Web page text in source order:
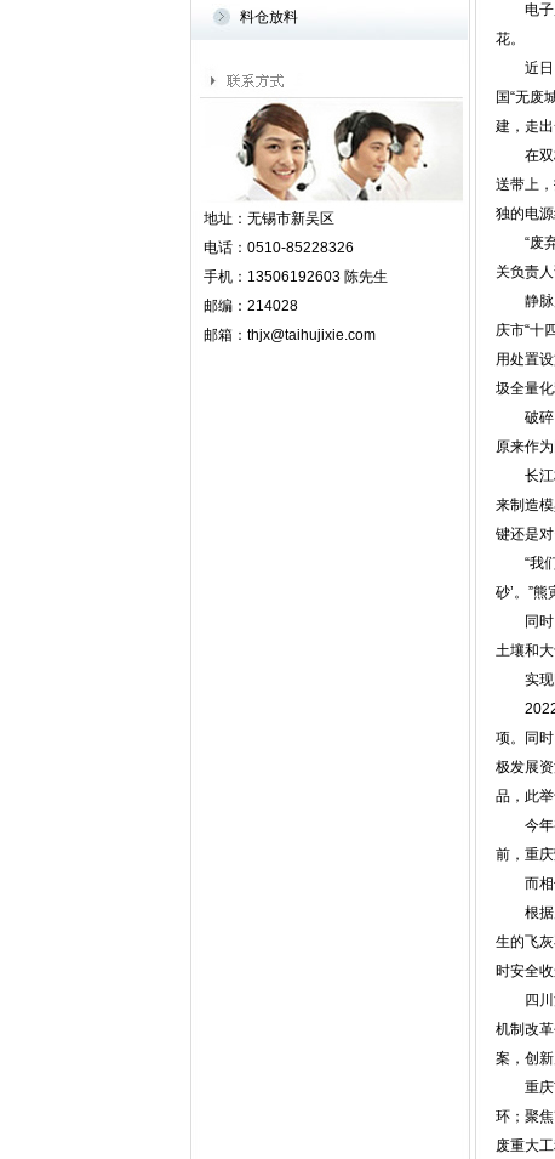
料仓放料
地址： 无锡市新吴区
电话： 0510-85228326
手机： 13506192603 陈先生
邮编： 214028
邮箱： thjx@taihujixie.com
电子废
花。
近日，
国“无废
建，走
在双桥
送带上
独的电
“废弃
关负责
静脉产
庆市“十
用处置
圾全量
破碎、
原来作
长江材
来制造
键还是
“我们
砂’。”
同时，
土壤和
实现固
2022年
项。同
极发展
品，此
今年初
前，重
而相邻
根据川
生的飞
时安全收
四川泸
机制改
案，创
重庆市
环；聚
废重大